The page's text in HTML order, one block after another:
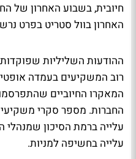
חיובית, בשבוע האחרון של
האחרון בוול סטריט בפרט
ההודעות השליליות
רוב המשקיעים בעמדה
המאקרו החיוביים
החברות. מספר סקרי
עלייה ברמת הסיכון
עלייה בחשיפה למניות.